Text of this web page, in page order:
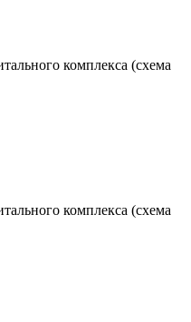
комплекса (схема
комплекса (схема